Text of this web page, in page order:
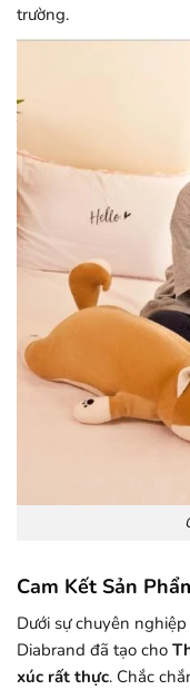
trường.
Cam Kết Sản
Dưới sự chuyên
Diabrand đã tạo cho
xúc rất thực. Chắc